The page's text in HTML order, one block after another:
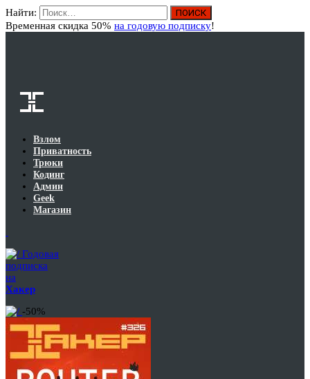
Найти:
Временная скидка 50% на годовую подписку!
Взлом
Приватность
Трюки
Кодинг
Админ
Geek
Магазин
Годовая
подписка
на
Хакер
-50%